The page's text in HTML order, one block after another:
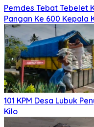
Pemdes Tebat Tebelet
Pangan Ke 600 Kepala
101 KPM Desa Lubuk
Kilo